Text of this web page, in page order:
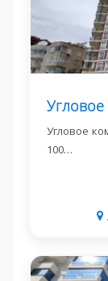
Угловое
100…